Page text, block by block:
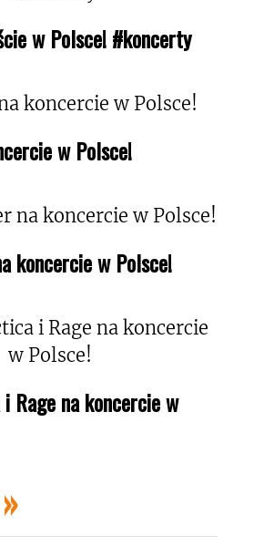
w Polsce! #koncerty
w Polsce!
koncercie w Polsce!
Rage na koncercie w